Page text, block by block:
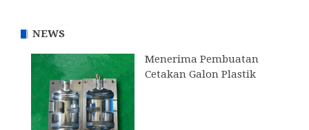
NEWS
Menerima Pembuatan
Cetakan Galon Plastik